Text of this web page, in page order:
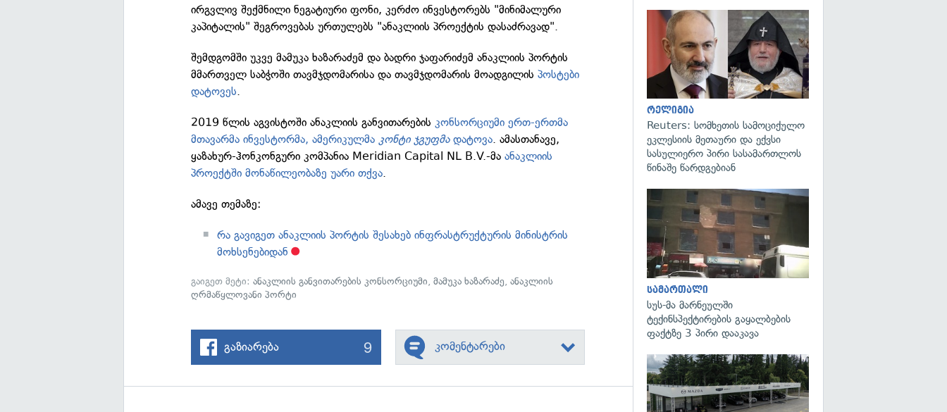
ირგვლივ შექმნილი ნეგატიური ფონი, კერძო ინვესტორებს "მინიმალური
კაპიტალის" შეგროვებას ურთულებს "ანაკლიის პროექტის დასაძრავად".
შემდგომში უკვე მამუკა ხაზარაძემ და ბადრი ჯაფარიძემ ანაკლიის პორტის
მმართველ საბჭოში თავმჯდომარისა და თავმჯდომარის მოადგილისპოსტები
დატოვეს.
2019 წლის აგვისტოში ანაკლიის განვითარებისკონსორციუმი ერთ-ერთმა
მთავარმა ინვესტორმა, ამერიკულმაკონტი ჯგუფმადატოვა. ამასთანავე,
ყაზახურ-ჰონკონგური კომპანია Meridian Capital NL B.V.-მაანაკლიის
პროექტში მონაწილეობაზე უარი თქვა.
ამავე თემაზე:
რა გავიგეთ ანაკლიის პორტის შესახებ ინფრასტრუქტურის მინისტრის
მოხსენებიდან
გაიგეთ მეტი:ანაკლიის განვითარების კონსორციუმი,მამუკა ხაზარაძე,ანაკლიის
ღრმაწყლოვანი პორტი
გაზიარება 9 კომენტარები
რელიგია
Reuters: სომხეთის სამოციქულო
ეკლესიის მეთაური და ექვსი
სასულიერო პირი სასამართლოს
წინაშე წარდგებიან
სამართალი
სუს-მა მარნეულში
ტექინსპექტირების გაყალბების
ფაქტზე 3 პირი დააკავა